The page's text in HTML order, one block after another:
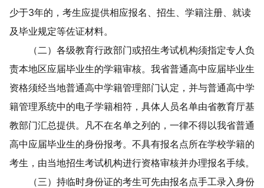
少于3年的，考生应提供相应报名、招生、学籍注册、就读
及毕业规定等佐证材料。
（二）各级教育行政部门或招生考试机构须指定专人负
责本地区应届毕业生的学籍审核。我省普通高中应届毕业生
资格须经当地普通高中学籍管理部门认定，并与普通高中学
籍管理系统中的电子学籍相符 ， 具体人员名单由省教育厅基
教部门汇总提供。凡不在名单之列的，一律不得以我省普通
高中应届毕业生的身份报考。不具有报名点所在学校学籍的
考生，由当地招生考试机构进行资格审核并办理报名手续。
（三）持临时身份证的考生可先由报名点手工录入身份